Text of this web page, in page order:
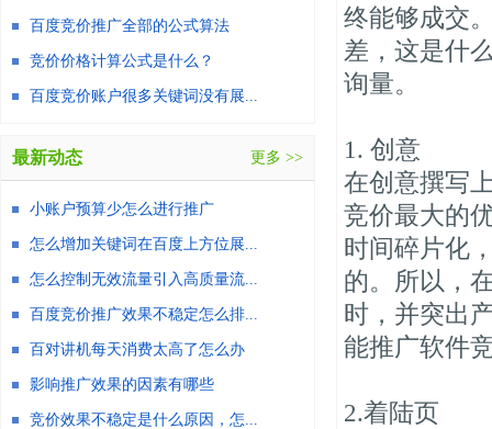
终能够成交
差，这是什
询量。
1. 创意
在创意撰写
竞价最大的
时间碎片化
的。所以，
时，并突出
能推广软件
2.着陆页
百度竞价推广全部的公式算法
竞价价格计算公式是什么？
百度竞价账户很多关键词没有展...
最新动态 更多 >>
小账户预算少怎么进行推广
怎么增加关键词在百度上方位展...
怎么控制无效流量引入高质量流...
百度竞价推广效果不稳定怎么排...
百对讲机每天消费太高了怎么办
影响推广效果的因素有哪些
竞价效果不稳定是什么原因，怎...